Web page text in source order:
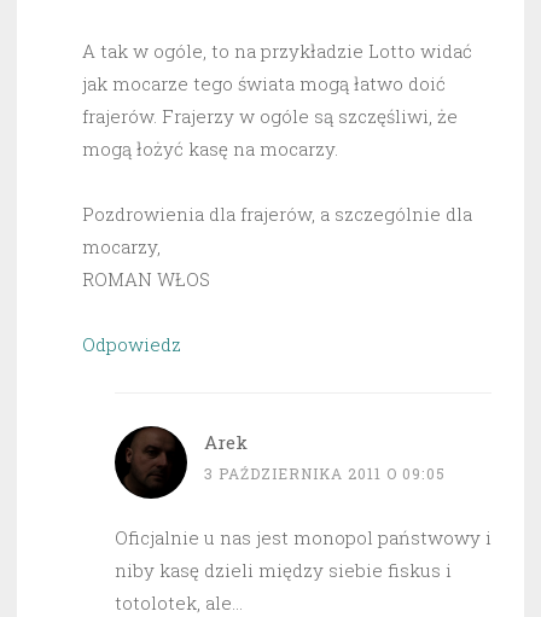
A tak w ogóle, to na przykładzie Lotto widać
jak mocarze tego świata mogą łatwo doić
frajerów. Frajerzy w ogóle są szczęśliwi, że
mogą łożyć kasę na mocarzy.
Pozdrowienia dla frajerów, a szczególnie dla
mocarzy,
ROMAN WŁOS
Odpowiedz
Arek
3 PAŹDZIERNIKA 2011 O 09:05
Oficjalnie u nas jest monopol państwowy i
niby kasę dzieli między siebie fiskus i
totolotek, ale…